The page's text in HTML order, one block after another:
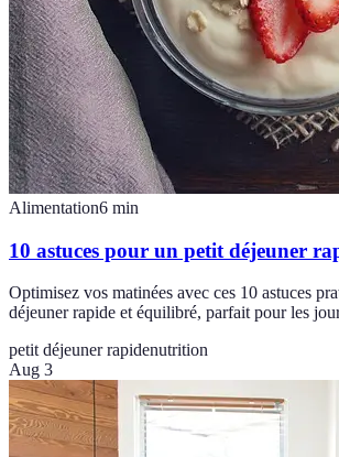
Alimentation6 min
10 astuces pour un petit déjeuner
Optimisez vos matinées avec ces 10 astuces
déjeuner rapide et équilibré, parfait pour les
petit déjeuner rapidenutrition
Aug 3